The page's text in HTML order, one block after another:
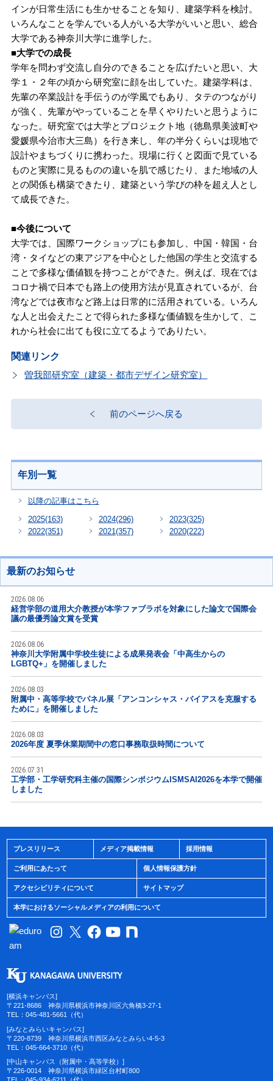
インが日常生活にも生かせることを知り、建築学科を検討。
いろんなことを学んでいる人がいる大学がいいと思い、総合
大学である神奈川大学に進学した。
■大学での成長
学年を問わず交流し自分のできることを広げたいと思い、大
学１・２年の頃から研究室に顔を出していた。建築学科は、
先輩の卒業設計を手伝うのが学風でもあり、タテのつながり
が強く、先輩がやっていることを早くやりたいと思うように
なった。研究室では大学とプロジェクト地（徳島県美波町や
愛媛県今治市大三島）を行き来し、年の半分くらいは現地で
設計やまちづくりに携わった。現場に行くと図面で見ている
ものと実際に見るものの違いを肌で感じたり、また地域の人
との関係も構築できたり、建築という学びの枠を超え人とし
て成長できた。
■今後について
大学では、国際ワークショップにも参加し、中国・韓国・台
湾・タイなどの東アジアを中心とした他国の学生と交流する
ことで多様な価値観を持つことができた。例えば、現在では
コロナ禍で日本でも路上の使用方法が見直されているが、台
湾などでは夜市など路上は日常的に活用されている。いろん
な人と出会えたことで得られた多様な価値観を生かして、こ
れから社会に出ても役に立てるようでありたい。
関連リンク
曽我部研究室（建築・都市デザイン研究室）
前のページへ戻る
年別一覧
以降の記事はこちら
2025(163) 2024(296) 2023(325)
2022(351) 2021 (357) 2020(222)
最新のお知らせ
2026.08.06
経営学部の道用大介教授が本学ファブラボを対象にした論文で国際会
議の最優秀論文賞を受賞
2026.08.06
神奈川大学附属中学校生徒による成果発表会「中高生からの
LGBTQ+」を開催しました
2026.08.03
附属中・高等学校でパネル展「アンコンシャス・バイアスを克服する
ために」を開催しました
2026.08.03
2026年度 夏季休業期間中の窓口事務取扱時間について
2026.07.31
工学部・工学研究科主催の国際シンポジウムISMSAI2026を本学で開催
しました
プレスリリース メディア掲載情報 採用情報
ご利用にあたって 個人情報保護方針
アクセシビリティについて サイトマップ
本学におけるソーシャルメディアの利用について
[横浜キャンパス]
〒221-8686 神奈川県横浜市神奈川区六角橋3-27-1
TEL：045-481-5661（代）
[みなとみらいキャンパス]
〒220-8739 神奈川県横浜市西区みなとみらい4-5-3
TEL：045-664-3710（代）
[中山キャンパス（附属中・高等学校）]
〒226-0014 神奈川県横浜市緑区台村町800